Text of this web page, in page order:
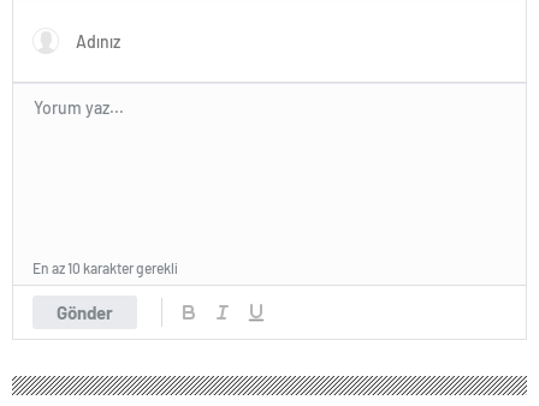
geliştirildi | Sağlık Haberleri
Gönder
En az 10 karakter gerekli